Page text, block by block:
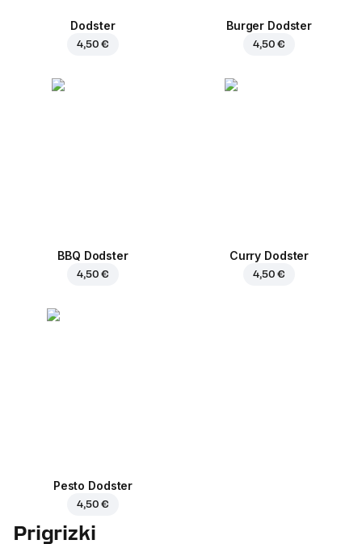
Dodster
4,50 €
Burger Dodster
4,50 €
BBQ Dodster
4,50 €
Curry Dodster
4,50 €
Pesto Dodster
4,50 €
Prigrizki